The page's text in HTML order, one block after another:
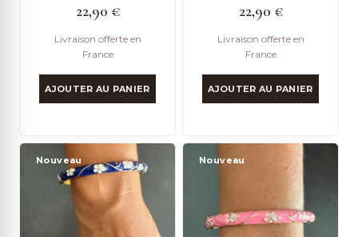
22,90 €
Livraison offerte en
France
AJOUTER AU PANIER
22,90 €
Livraison offerte en
France
AJOUTER AU PANIER
Nouveau Nouveau